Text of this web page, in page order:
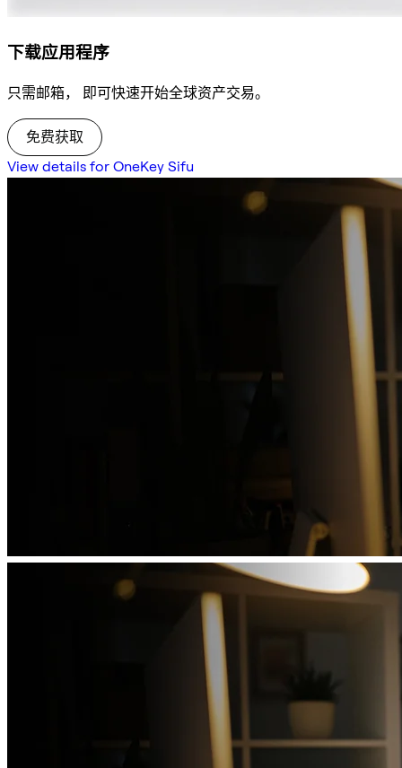
下载应用程序
只需邮箱， 即可快速开始全球资产交易。
免费获取
View details for OneKey Sifu